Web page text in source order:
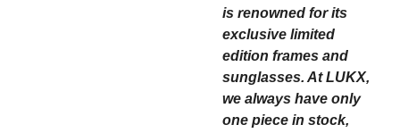
is renowned for its
exclusive limited
edition frames and
sunglasses. At LUKX,
we always have only
one piece in stock,